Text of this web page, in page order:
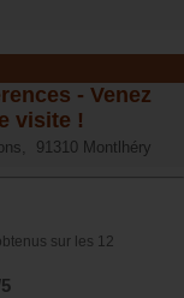
- Venez
visite !
91310 Montlhéry
sur les 12